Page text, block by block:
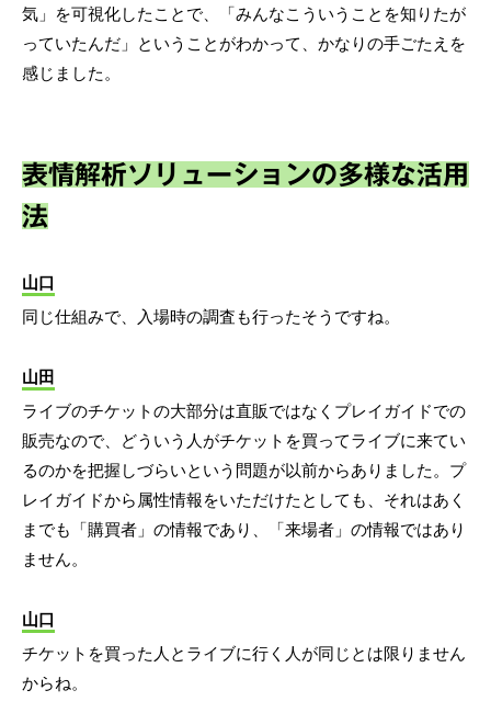
気」を可視化したことで、「みんなこういうことを知りたが
っていたんだ」ということがわかって、かなりの手ごたえを
感じました。
表情解析ソリューションの多様な活用
法
山口
同じ仕組みで、入場時の調査も行ったそうですね。
山田
ライブのチケットの大部分は直販ではなくプレイガイドでの
販売なので、どういう人がチケットを買ってライブに来てい
るのかを把握しづらいという問題が以前からありました。プ
レイガイドから属性情報をいただけたとしても、それはあく
までも「購買者」の情報であり、「来場者」の情報ではあり
ません。
山口
チケットを買った人とライブに行く人が同じとは限りません
からね。